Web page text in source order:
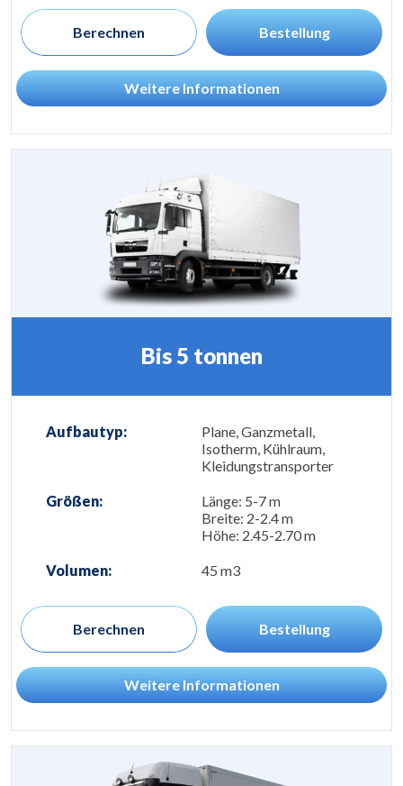
Berechnen Bestellung
Weitere Informationen
Bis 5 tonnen
Aufbautyp:
Plane, Ganzmetall,
Isotherm, Kühlraum,
Kleidungstransporter
Größen:
Länge: 5-7 m
Breite: 2-2.4 m
Höhe: 2.45-2.70 m
Volumen: 45 m3
Berechnen Bestellung
Weitere Informationen